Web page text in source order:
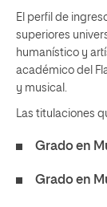
El perfil de
superiores
humanístico y
académico del
y musical.
Las titulaciones
Grado en
Grado en